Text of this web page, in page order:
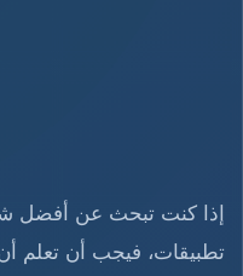
إذا كنت تبحث عن أفضل
تطبيقات، فيجب أن تعلم